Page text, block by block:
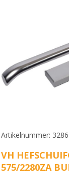
Artikelnummer:
VH
575/2280ZA